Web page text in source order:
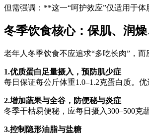
但需强调：**这一“呵护效应”仅适用于体
冬季饮食核心：保肌、润
老年人冬季饮食不应追求“多吃长肉”，而
1.优质蛋白足量摄入，预防肌少症
每日保证每公斤体重1.0–1.2克蛋白质。
2.增加蔬果与全谷，防便秘与炎症
冬季干枯易便秘，应每日摄入300–500克
3.控制隐形油脂与盐糖